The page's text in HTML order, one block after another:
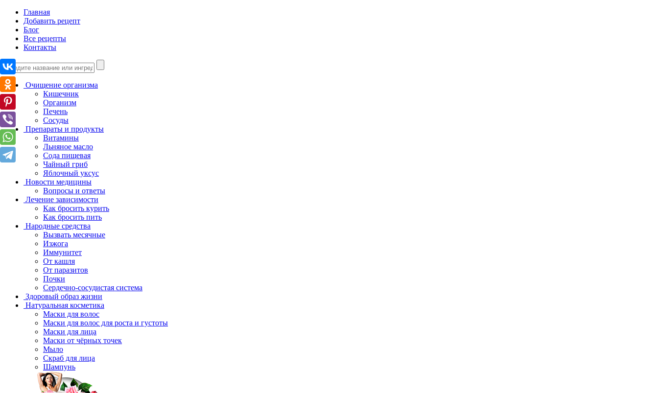
Главная
Добавить рецепт
Блог
Все рецепты
Контакты
Очищение организма
Кишечник
Организм
Печень
Сосуды
Препараты и продукты
Витамины
Льняное масло
Сода пищевая
Чайный гриб
Яблочный уксус
Новости медицины
Вопросы и ответы
Лечение зависимости
Как бросить курить
Как бросить пить
Народные средства
Вызвать месячные
Изжога
Иммунитет
От кашля
От паразитов
Почки
Сердечно-сосудистая система
Здоровый образ жизни
Натуральная косметика
Маски для волос
Маски для волос для роста и густоты
Маски для лица
Маски от чёрных точек
Мыло
Скраб для лица
Шампунь